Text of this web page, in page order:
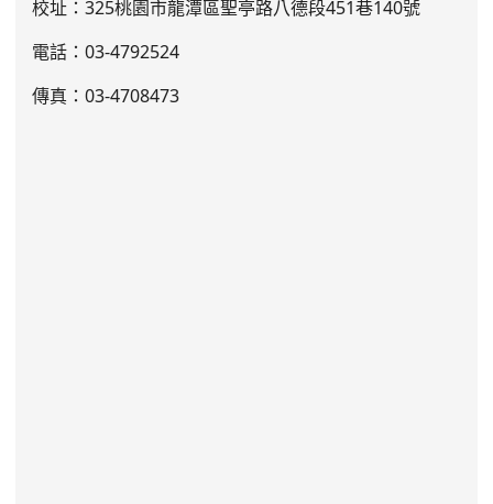
校址：325桃園市龍潭區聖亭路八德段451巷140號
電話：03-4792524
傳真：03-4708473